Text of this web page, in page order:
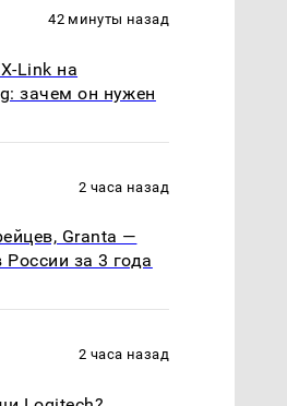
42 минуты назад
Link на
зачем он нужен
2 часа назад
Granta —
за 3 года
2 часа назад